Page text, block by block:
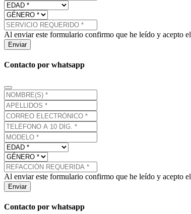
Al enviar este formulario confirmo que he leído y acepto el
Enviar
Contacto por whatsapp
Al enviar este formulario confirmo que he leído y acepto el
Enviar
Contacto por whatsapp